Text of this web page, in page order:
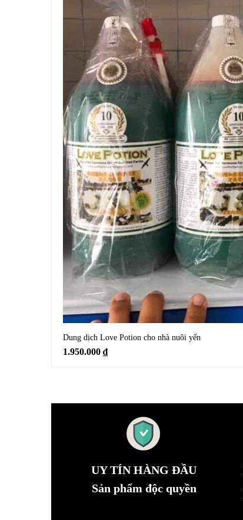
Dung dịch Love Potion cho nhà nuôi yến
1.950.000 ₫
UY TÍN HÀNG ĐẦU
Sản phẩm độc quyền